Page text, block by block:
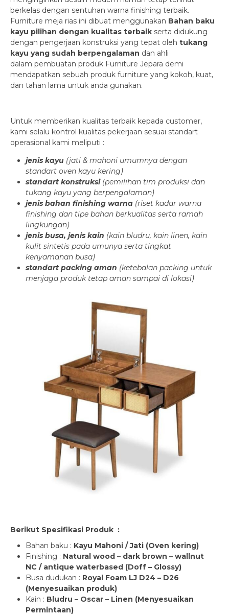
berkelas dengan sentuhan warna finishing terbaik.
Furniture meja rias ini dibuat menggunakan Bahan baku
kayu pilihan dengan kualitas terbaik serta didukung
dengan pengerjaan konstruksi yang tepat oleh tukang
kayu yang sudah berpengalaman dan ahli
dalam pembuatan produk Furniture Jepara demi
mendapatkan sebuah produk furniture yang kokoh, kuat,
dan tahan lama untuk anda gunakan.
Untuk memberikan kualitas terbaik kepada customer,
kami selalu kontrol kualitas pekerjaan sesuai standart
operasional kami meliputi :
jenis kayu (jati & mahoni umumnya dengan
standart oven kayu kering)
standart konstruksi(pemilihan tim produksi dan
tukang kayu yang berpengalaman)
jenis bahan finishing warna (riset kadar warna
finishing dan tipe bahan berkualitas serta ramah
lingkungan)
jenis busa, jenis kain (kain bludru, kain linen, kain
kulit sintetis pada umunya serta tingkat
kenyamanan busa)
standart packing aman (ketebalan packing untuk
menjaga produk tetap aman sampai di lokasi)
Berikut Spesifikasi Produk :
Bahan baku : Kayu Mahoni / Jati (Oven kering)
Finishing : Natural wood – dark brown – wallnut
NC / antique waterbased (Doff – Glossy)
Busa dudukan : Royal Foam LJ D24 – D26
(Menyesuaikan produk)
Kain : Bludru – Oscar – Linen (Menyesuaikan
Permintaan)